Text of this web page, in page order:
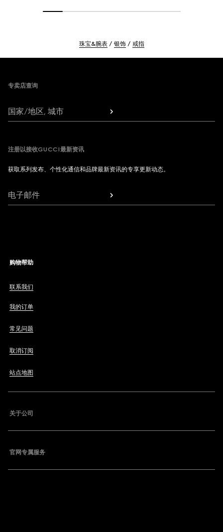
珠宝&腕表 银饰 戒指
专卖店查询
国家/地区, 城市
注册以接收GUCCI最新资讯
获取系列发布、个性化通信和品牌最新资讯的专享更新动态。
电子邮件
购物帮助
联系我们
我的订单
常见问题
取消订阅
站点地图
关于公司
官网专属服务